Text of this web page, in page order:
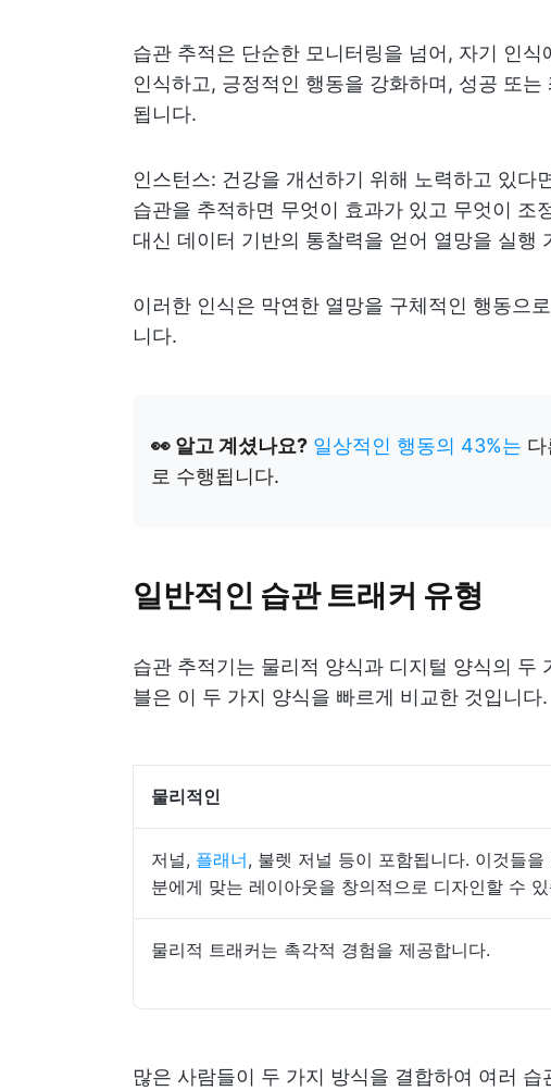
습관 추적은 단순한 모니터링을 넘어, 자기 인
인식하고, 긍정적인 행동을 강화하며, 성공 또
됩니다.
인스턴스: 건강을 개선하기 위해 노력하고 있다
습관을 추적하면 무엇이 효과가 있고 무엇이 조
대신 데이터 기반의 통찰력을 얻어 열망을 실행
이러한 인식은 막연한 열망을 구체적인 행동으
니다.
👀 알고 계셨나요? 일상적인 행동의 43%는
로 수행됩니다.
일반적인 습관 트래커 유형
습관 추적기는 물리적 양식과 디지털 양식의 두
블은 이 두 가지 양식을 빠르게 비교한 것입니다.
물리적인
저널, 플래너, 불렛 저널 등이 포함됩니다. 이것들을
분에게 맞는 레이아웃을 창의적으로 디자인할 수
물리적 트래커는 촉각적 경험을 제공합니다.
많은 사람들이 두 가지 방식을 결합하여 여러